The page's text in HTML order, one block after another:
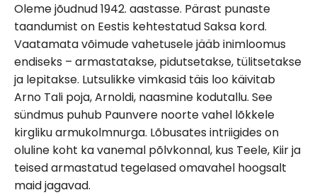
Oleme jõudnud 1942. aastasse. Pärast punaste
taandumist on Eestis kehtestatud Saksa kord.
Vaatamata võimude vahetusele jääb inimloomus
endiseks – armastatakse, pidutsetakse, tülitsetakse
ja lepitakse. Lutsulikke vimkasid täis loo käivitab
Arno Tali poja, Arnoldi, naasmine kodutallu. See
sündmus puhub Paunvere noorte vahel lõkkele
kirgliku armukolmnurga. Lõbusates intriigides on
oluline koht ka vanemal põlvkonnal, kus Teele, Kiir ja
teised armastatud tegelased omavahel hoogsalt
maid jagavad.